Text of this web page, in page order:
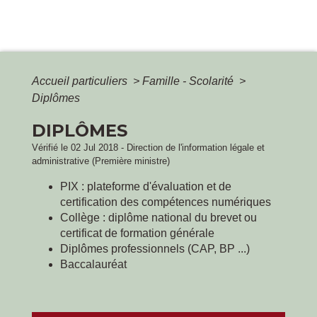
Accueil particuliers > Famille - Scolarité >
Diplômes
DIPLÔMES
Vérifié le 02 Jul 2018 - Direction de l'information légale et
administrative (Première ministre)
PIX : plateforme d'évaluation et de
certification des compétences numériques
Collège : diplôme national du brevet ou
certificat de formation générale
Diplômes professionnels (CAP, BP ...)
Baccalauréat